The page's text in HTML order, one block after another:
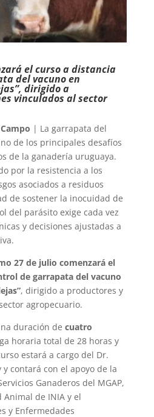
el curso a distancia
del vacuno en
dirigido a
vinculados al sector
| La garrapata del
de los principales desafíos
de la ganadería uruguaya.
por la resistencia a los
asociados a residuos
de sostener la inocuidad de
del parásito exige cada vez
y decisiones ajustadas a
27 de julio comenzará el
de garrapata del vacuno
, dirigido a productores y
agropecuario.
duración de cuatro
horaria total de 28 horas y
estará a cargo del Dr.
contará con el apoyo de la
Ganaderos del MGAP,
Animal de INIA y el
y Enfermedades